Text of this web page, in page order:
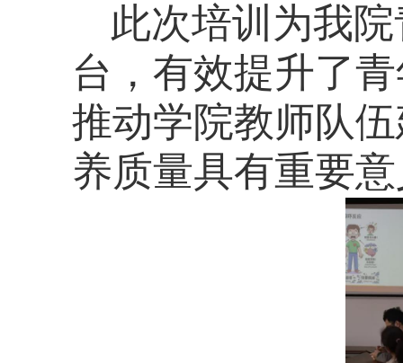
此次培训为我
台，有效提升了
推动学院教师队
养质量具有重要